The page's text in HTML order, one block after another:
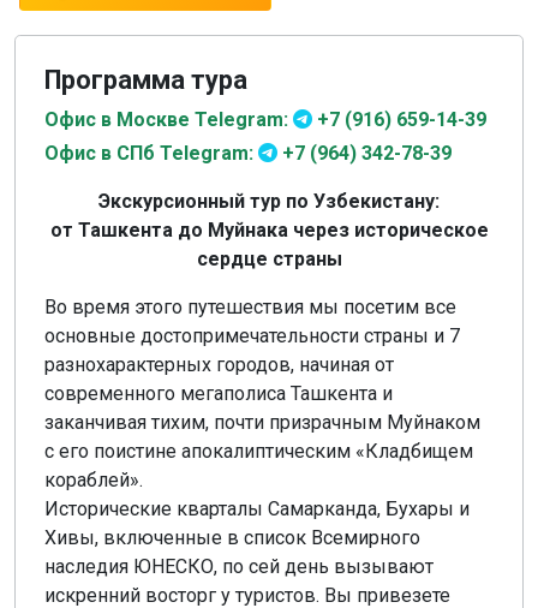
Программа тура
Офис в Москве Telegram:
+7 (916) 659-14-39
Офис в СПб Telegram:
+7 (964) 342-78-39
Экскурсионный тур по Узбекистану:
от Ташкента до Муйнака через историческое
сердце страны
Во время этого путешествия мы посетим все
основные достопримечательности страны и 7
разнохарактерных городов, начиная от
современного мегаполиса Ташкента и
заканчивая тихим, почти призрачным Муйнаком
с его поистине апокалиптическим «Кладбищем
кораблей».
Исторические кварталы Самарканда, Бухары и
Хивы, включенные в список Всемирного
наследия ЮНЕСКО, по сей день вызывают
искренний восторг у туристов. Вы привезете